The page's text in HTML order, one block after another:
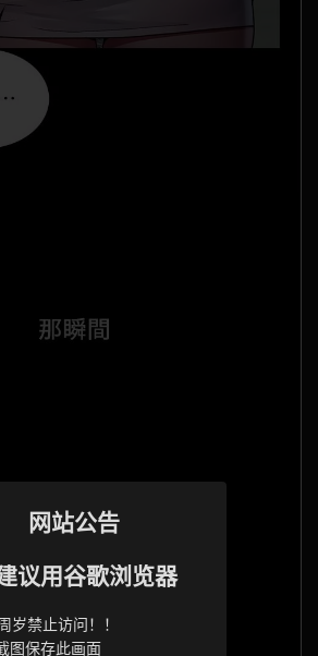
网站公告
议用谷歌浏览器
岁禁止访问！！
图保存此画面